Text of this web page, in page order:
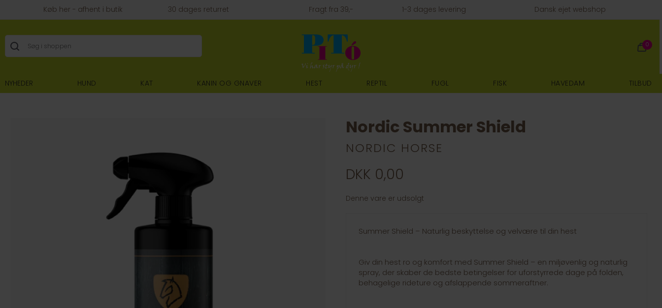
Køb her - afhent i butik 30 dages returret Fragt fra 39,- 1-3 dages levering Dansk ejet webshop
0
NYHEDER HUND KAT KANIN OG GNAVER HEST REPTIL FUGL FISK HAVEDAM TILBUD
Nordic Summer Shield
NORDIC HORSE
DKK 0,00
Denne vare er udsolgt
Summer Shield – Naturlig beskyttelse og velvære til din hest
Giv din hest ro og komfort med Summer Shield – en miljøvenlig og naturlig
spray, der skaber de bedste betingelser for uforstyrrede dage på folden,
behagelige rideture og afslappende sommeraftner.